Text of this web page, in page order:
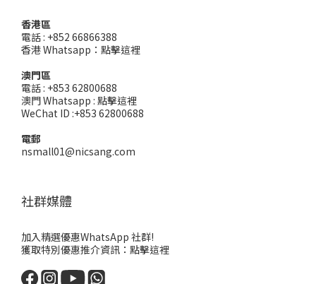
香港區
電話 : +852 66866388
香港 Whatsapp： 點擊這裡
澳門區
電話 : +853 62800688
澳門 Whatsapp : 點擊這裡
WeChat ID :+853 62800688
電郵
nsmall01@nicsang.com
社群媒體
加入精選優惠WhatsApp 社群!
獲取特別優惠推介資訊： 點擊這裡